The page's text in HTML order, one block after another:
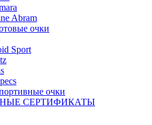
Abram
очки
Sport
очки
СЕРТИФИКАТЫ